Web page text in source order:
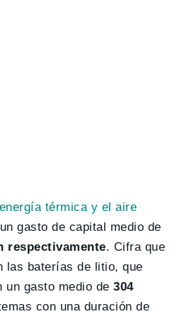
energía térmica y el aire
gasto de capital medio de
respectivamente. Cifra que
las baterías de litio, que
un gasto medio de304
con una duración de